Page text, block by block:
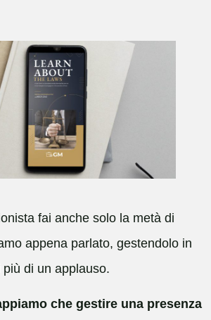
fai anche solo la metà di
appena parlato, gestendolo in
di un applauso.
che gestire una presenza